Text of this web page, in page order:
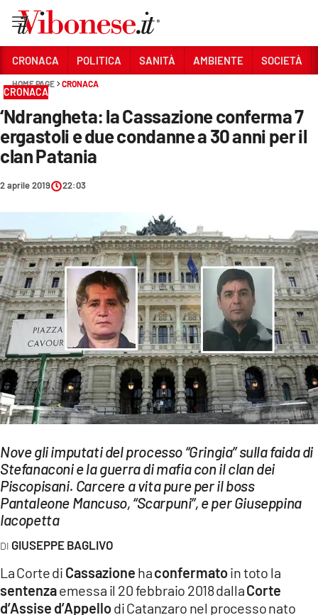
Sezioni
CRONACA
POLITICA
SOCIETÀ
CULTURA
ECONOMIA E LAVORO
EVENTI
SPORT
Streaming
LAC TV
LAC NETWORK
LAC ONAIR
LaC
LACTV.IT
CRONACA POLITICA SANITÀ AMBIENTE SOCIETÀ
HOME PAGE CRONACA
CRONACA
‘Ndrangheta: la Cassazione conferma 7
ergastoli e due condanne a 30 anni per il
clan Patania
2 aprile 2019 22:03
Nove gli imputati del processo “Gringia” sulla faida di
Stefanaconi e la guerra di mafia con il clan dei
Piscopisani. Carcere a vita pure per il boss
Pantaleone Mancuso, “Scarpuni”, e per Giuseppina
Iacopetta
GIUSEPPE BAGLIVO
La Corte di Cassazione haconfermatoin toto la
sentenzaemessa il 20 febbraio 2018 dallaCorte
d’Assise d’Appellodi Catanzaro nel processo nato